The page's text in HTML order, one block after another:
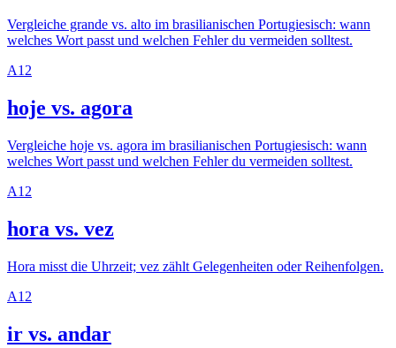
Vergleiche grande vs. alto im brasilianischen Portugiesisch: wann
welches Wort passt und welchen Fehler du vermeiden solltest.
A12
hoje vs. agora
Vergleiche hoje vs. agora im brasilianischen Portugiesisch: wann
welches Wort passt und welchen Fehler du vermeiden solltest.
A1 2
hora vs. vez
Hora misst die Uhrzeit; vez zählt Gelegenheiten oder Reihenfolgen.
A1 2
ir vs. andar